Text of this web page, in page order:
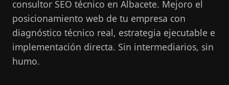
consultor SEO técnico en Albacete. Mejoro el
posicionamiento web de tu empresa con
diagnóstico técnico real, estrategia ejecutable e
implementación directa. Sin intermediarios, sin
humo.